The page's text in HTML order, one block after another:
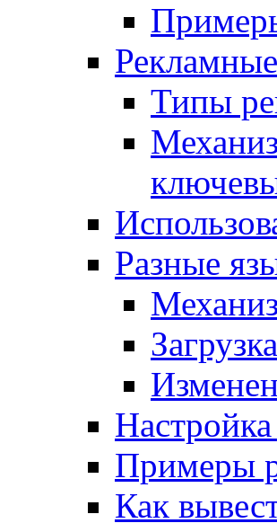
Типы
Разные
Примеры
Как